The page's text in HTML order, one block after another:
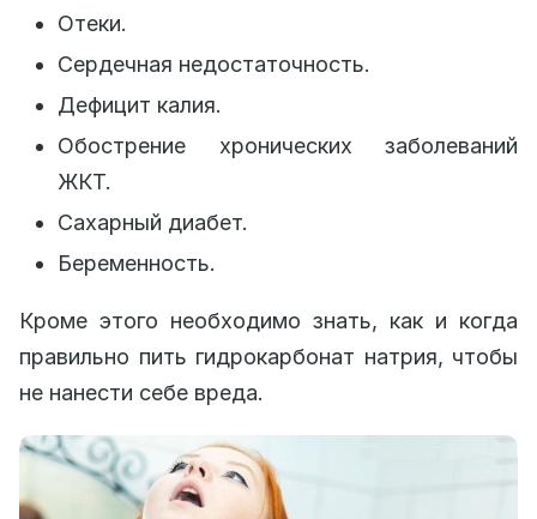
Отеки.
Сердечная недостаточность.
Дефицит калия.
Обострение хронических заболеваний
ЖКТ.
Сахарный диабет.
Беременность.
Кроме этого необходимо знать, как и когда
правильно пить гидрокарбонат натрия, чтобы
не нанести себе вреда.